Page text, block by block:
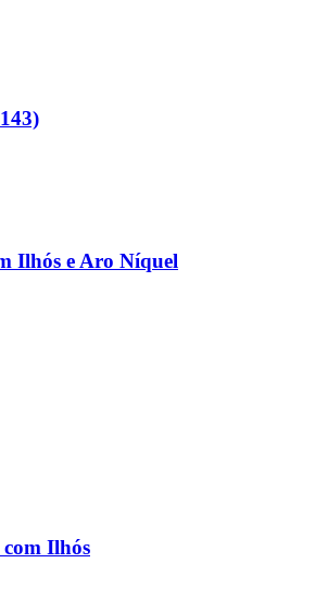
Ilhós e Aro Níquel
Ilhós